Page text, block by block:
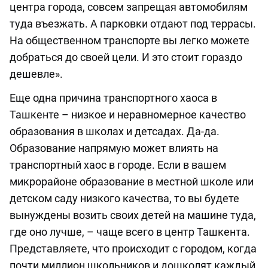
центра города, совсем запрещая автомобилям
туда въезжать. А парковки отдают под террасы.
На общественном транспорте вы легко можете
добраться до своей цели. И это стоит гораздо
дешевле».
Еще одна причина транспортного хаоса в
Ташкенте – низкое и неравномерное качество
образования в школах и детсадах. Да-да.
Образование напрямую может влиять на
транспортный хаос в городе. Если в вашем
микрорайоне образование в местной школе или
детском саду низкого качества, то вы будете
вынуждены возить своих детей на машине туда,
где оно лучше, – чаще всего в центр Ташкента.
Представляете, что происходит с городом, когда
почти миллион школьников и дошколят каждый